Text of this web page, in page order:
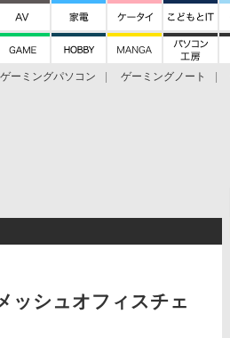
ゲーミングパソコン ゲーミングノート
ッシュオフィスチェ